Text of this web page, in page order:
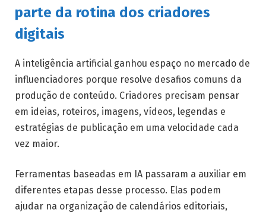
parte da rotina dos criadores
digitais
A inteligência artificial ganhou espaço no mercado de
influenciadores porque resolve desafios comuns da
produção de conteúdo. Criadores precisam pensar
em ideias, roteiros, imagens, vídeos, legendas e
estratégias de publicação em uma velocidade cada
vez maior.
Ferramentas baseadas em IA passaram a auxiliar em
diferentes etapas desse processo. Elas podem
ajudar na organização de calendários editoriais,